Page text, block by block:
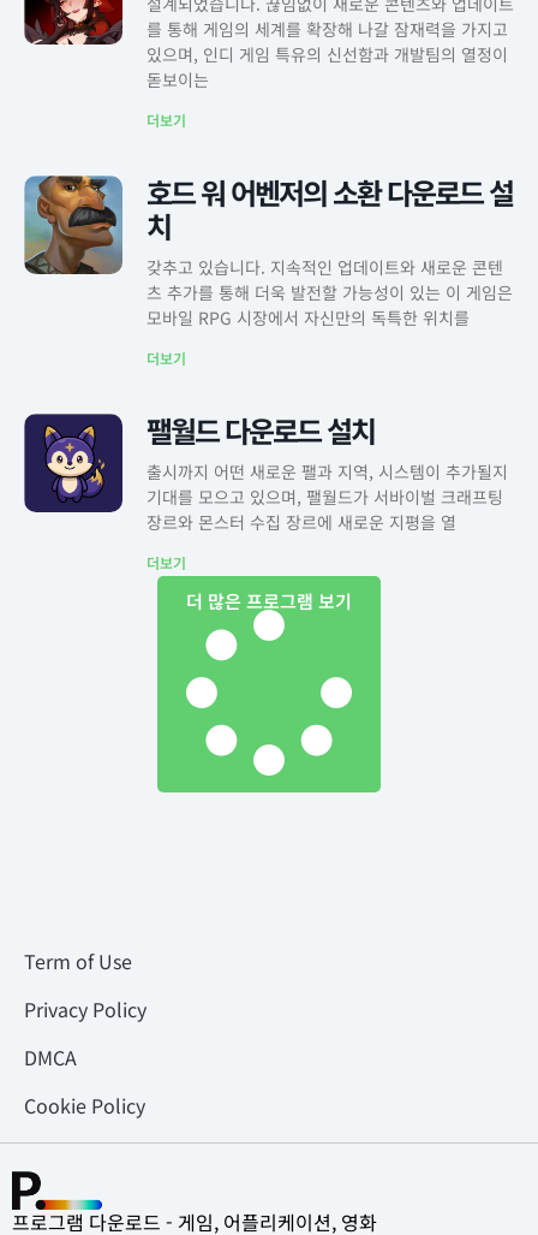
를 통해 게임의 세계를 확장해 나갈 잠재력을 가지고
있으며, 인디 게임 특유의 신선함과 개발팀의 열정이
돋보이는
더보기
호드 워 어벤저의 소환 다운로드 설
치
갖추고 있습니다. 지속적인 업데이트와 새로운 콘텐
츠 추가를 통해 더욱 발전할 가능성이 있는 이 게임은
모바일 RPG 시장에서 자신만의 독특한 위치를
더보기
팰월드 다운로드 설치
출시까지 어떤 새로운 팰과 지역, 시스템이 추가될지
기대를 모으고 있으며, 팰월드가 서바이벌 크래프팅
장르와 몬스터 수집 장르에 새로운 지평을 열
더보기
더 많은 프로그램 보기
Term of Use
Privacy Policy
DMCA
Cookie Policy
프로그램 다운로드 - 게임, 어플리케이션, 영화